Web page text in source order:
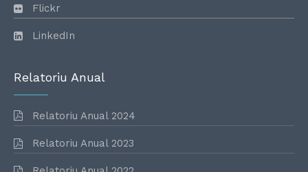
Flickr
LinkedIn
Relatoriu Anual
Relatoriu Anual 2024
Relatoriu Anual 2023